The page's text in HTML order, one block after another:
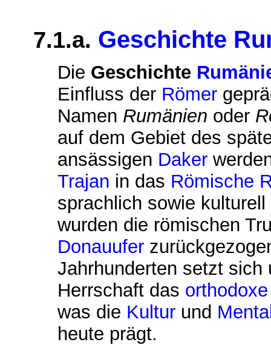
7.1.a. Geschichte
Die Geschichte
Einfluss der Römer
Namen Rumänien oder
auf dem Gebiet des
ansässigen Daker
Trajan in das Römische
sprachlich sowie
wurden die römischen
Donauufer
Jahrhunderten setzt
Herrschaft das orthodoxe
was die Kultur und
heute prägt.